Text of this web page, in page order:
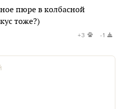
пюре в колбасной
тоже?)
+3 -1